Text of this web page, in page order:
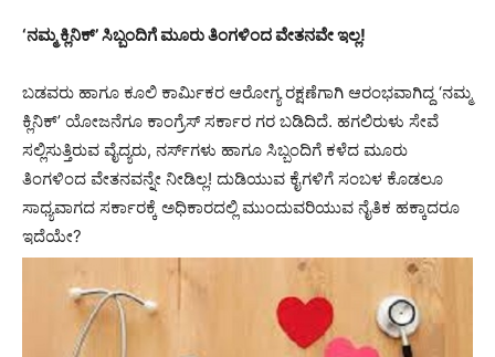
‘ನಮ್ಮ ಕ್ಲಿನಿಕ್’ ಸಿಬ್ಬಂದಿಗೆ ಮೂರು ತಿಂಗಳಿಂದ ವೇತನವೇ ಇಲ್ಲ!
ಬಡವರು ಹಾಗೂ ಕೂಲಿ ಕಾರ್ಮಿಕರ ಆರೋಗ್ಯ ರಕ್ಷಣೆಗಾಗಿ ಆರಂಭವಾಗಿದ್ದ ‘ನಮ್ಮ
ಕ್ಲಿನಿಕ್’ ಯೋಜನೆಗೂ ಕಾಂಗ್ರೆಸ್ ಸರ್ಕಾರ ಗರ ಬಡಿದಿದೆ. ಹಗಲಿರುಳು ಸೇವೆ
ಸಲ್ಲಿಸುತ್ತಿರುವ ವೈದ್ಯರು, ನರ್ಸ್‌ಗಳು ಹಾಗೂ ಸಿಬ್ಬಂದಿಗೆ ಕಳೆದ ಮೂರು
ತಿಂಗಳಿಂದ ವೇತನವನ್ನೇ ನೀಡಿಲ್ಲ! ದುಡಿಯುವ ಕೈಗಳಿಗೆ ಸಂಬಳ ಕೊಡಲೂ
ಸಾಧ್ಯವಾಗದ ಸರ್ಕಾರಕ್ಕೆ ಅಧಿಕಾರದಲ್ಲಿ ಮುಂದುವರಿಯುವ ನೈತಿಕ ಹಕ್ಕಾದರೂ
ಇದೆಯೇ?